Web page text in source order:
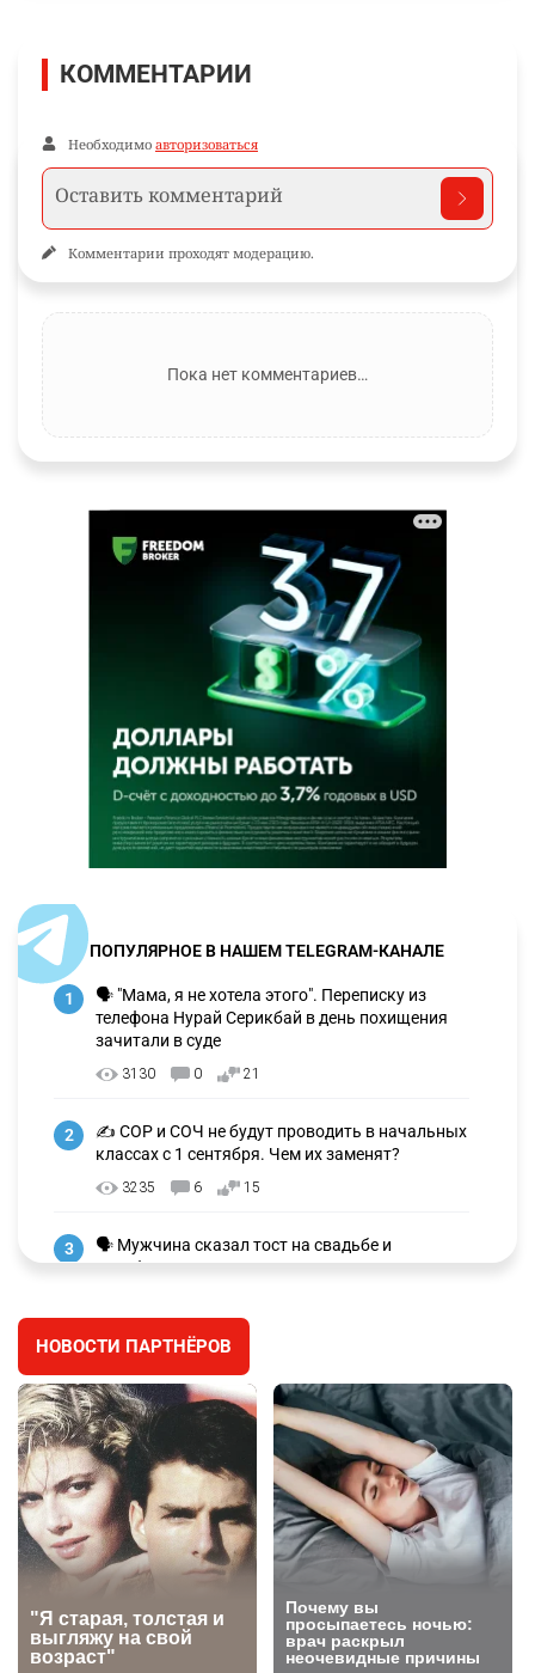
КОММЕНТАРИИ
Необходимо авторизоваться
Комментарии проходят модерацию.
Пока нет комментариев…
ПОПУЛЯРНОЕ В НАШЕМ TELEGRAM-КАНАЛЕ
1
🗣 "Мама, я не хотела этого". Переписку из
телефона Нурай Серикбай в день похищения
зачитали в суде
3130 0 21
2
✍️ СОР и СОЧ не будут проводить в начальных
классах с 1 сентября. Чем их заменят?
3235 6 15
3
🗣 Мужчина сказал тост на свадьбе и
заработал уголовное дело
🐏 Скота больше, а мясо дороже. Почему в
Казахстане продолжают расти цены на
баранину и конину
2626
5
⚠️ Доброе утро, друзья! Предлагаем обзор
главных новостей за 4 августа
2761 0 1
6
🗣Глава государства направил телеграмму
соболезнования родным и близким Халық
қаһарманы Ивана Гапича
НОВОСТИ ПАРТНЁРОВ